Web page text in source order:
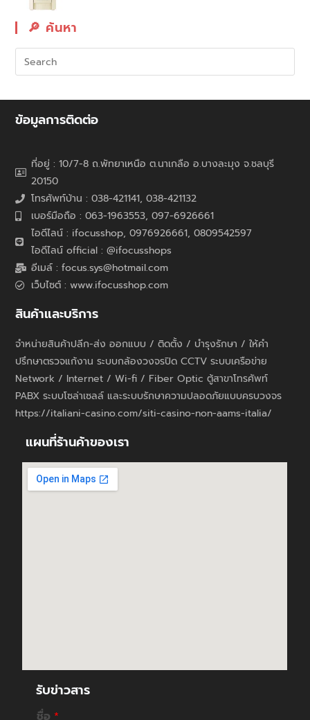
🔎︎ ค้นหา
ข้อมูลการติดต่อ
ที่อยู่ : 10/7-8 ถ.พัทยาเหนือ ต.นาเกลือ อ.บางละมุง จ.ชลบุรี
20150
โทรศัพท์บ้าน : 038-421141, 038-421132
เบอร์มือถือ : 063-1963553, 097-6926661
ไอดีไลน์ : ifocusshop, 0976926661, 0809542597
ไอดีไลน์ official : @ifocusshops
อีเมล์ : focus.sys@hotmail.com
เว็บไซต์ : www.ifocusshop.com
สินค้าและบริการ
จำหน่ายสินค้าปลีก-ส่ง ออกแบบ / ติดตั้ง / บำรุงรักษา / ให้คำ
ปรึกษาตรวจแก้งาน ระบบกล้องวงจรปิด CCTV ระบบเครือข่าย
Network / Internet / Wi-fi / Fiber Optic ตู้สาขาโทรศัพท์
PABX ระบบโซล่าเซลล์ และระบบรักษาความปลอดภัยแบบครบวงจร
https://italiani-casino.com/siti-casino-non-aams-italia/
แผนที่ร้านค้าของเรา
รับข่าวสาร